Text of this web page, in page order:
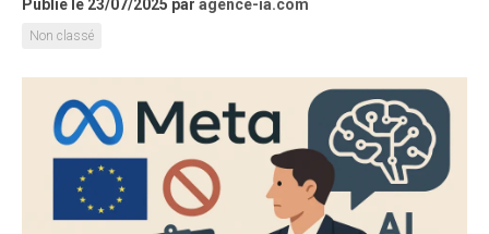
Publié le 23/07/2025 par agence-ia.com
Non classé